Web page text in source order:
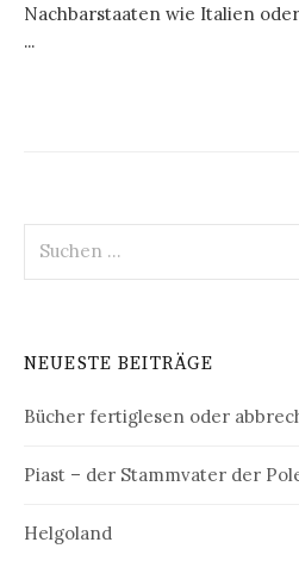
Nachbarstaaten wie Italien
...
nach:
NEUESTE BEITRÄGE
Bücher fertiglesen oder
Piast – der Stammvater der
Helgoland